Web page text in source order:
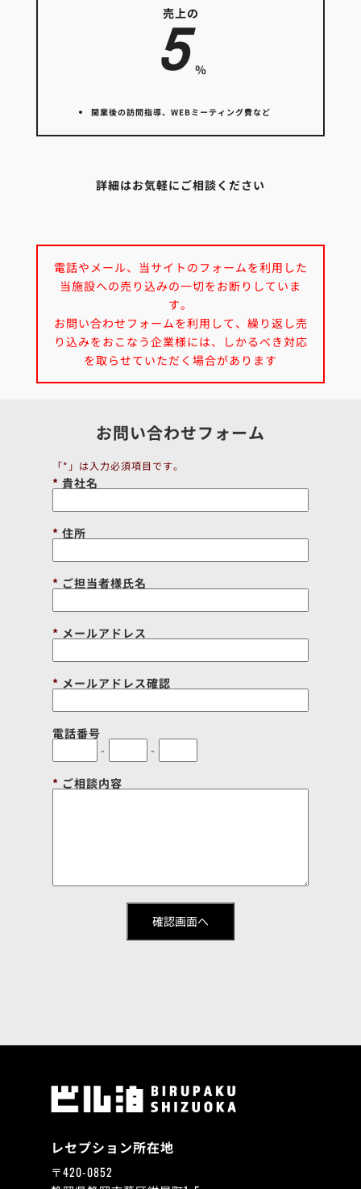
売上の
5 ％
開業後の訪問指導、WEBミーティング費など
詳細はお気軽にご相談ください
電話やメール、当サイトのフォームを利用した
当施設への売り込みの一切をお断りしていま
す。
お問い合わせフォームを利用して、繰り返し売
り込みをおこなう企業様には、しかるべき対応
を取らせていただく場合があります
お問い合わせフォーム
「*」は入力必須項目です。
貴社名
住所
ご担当者様氏名
メールアドレス
メールアドレス確認
電話番号
-
-
ご相談内容
レセプション所在地
〒420-0852